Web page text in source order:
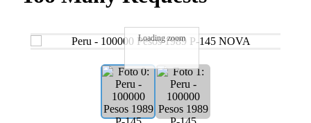
Loading zoom